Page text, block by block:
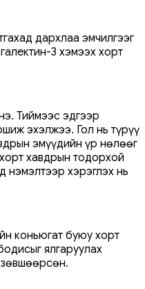
дархлаа эмчилгээг
3 хэмээх хорт
Тиймээс эдгээр
эхэлжээ. Гол нь түрүү
эмүүдийн үр нөлөөг
хавдрын тодорхой
нэмэлтээр хэрэглэх нь
коньюгат буюу хорт
ялгаруулах